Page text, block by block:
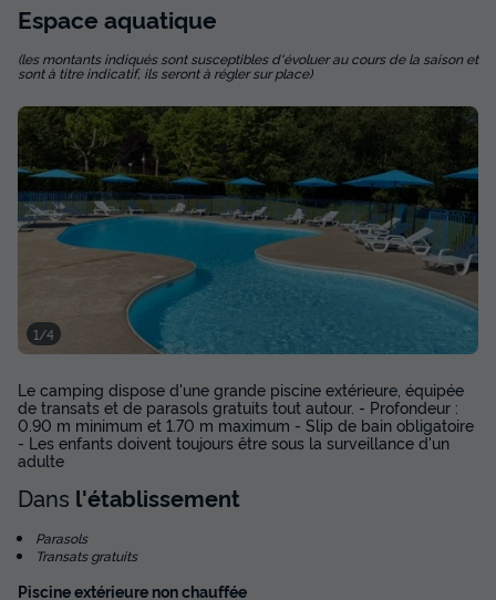
MOBILHOME 4 personnes - ERCE
Annulation gratuite
Surface
36m² 4
Chambres
2 2
Terrasse couverte Animaux autorisés *
Cafetière
Chaise longue
Réfrigérateur
+ 4
du17/09/2026
Meilleur prix pour 7 nuits
Modifier les dates
Espace aquatique
(les montants indiqués sont susceptibles d'évoluer au cours de la saison et
sont à titre indicatif, ils seront à régler sur place)
1/4
Le camping dispose d'une grande piscine extérieure, équipée
de transats et de parasols gratuits tout autour. - Profondeur :
0.90 m minimum et 1.70 m maximum - Slip de bain obligatoire
- Les enfants doivent toujours être sous la surveillance d'un
adulte
Dans l'établissement
Parasols
Transats gratuits
Piscine extérieure non chauffée